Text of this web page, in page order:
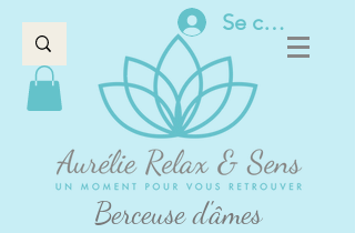
Se connecter
Berceuse d'âmes